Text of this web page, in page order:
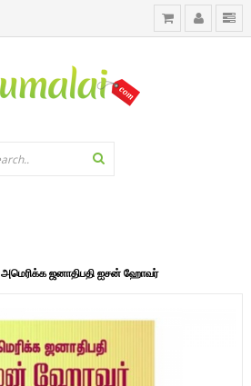
அமெரிக்க ஜனாதிபதி ஐசன் ஹோவர்